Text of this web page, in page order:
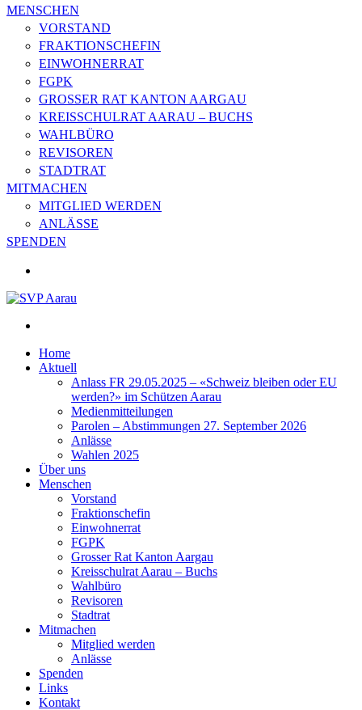
MENSCHEN
VORSTAND
FRAKTIONSCHEFIN
EINWOHNERRAT
FGPK
GROSSER RAT KANTON AARGAU
KREISSCHULRAT AARAU – BUCHS
WAHLBÜRO
REVISOREN
STADTRAT
MITMACHEN
MITGLIED WERDEN
ANLÄSSE
SPENDEN
Home
Aktuell
Anlass FR 29.05.2025 – «Schweiz bleiben oder EU
werden?» im Schützen Aarau
Medienmitteilungen
Parolen – Abstimmungen 27. September 2026
Anlässe
Wahlen 2025
Über uns
Menschen
Vorstand
Fraktionschefin
Einwohnerrat
FGPK
Grosser Rat Kanton Aargau
Kreisschulrat Aarau – Buchs
Wahlbüro
Revisoren
Stadtrat
Mitmachen
Mitglied werden
Anlässe
Spenden
Links
Kontakt